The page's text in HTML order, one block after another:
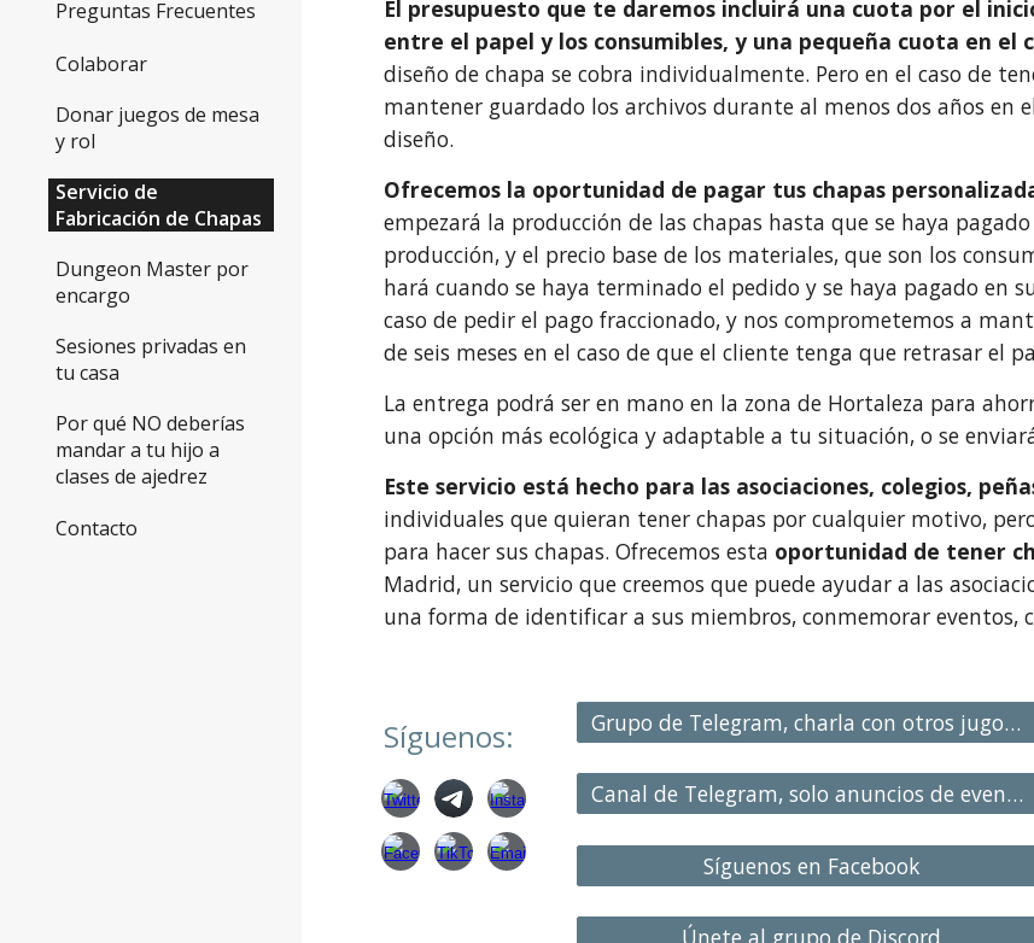
Preguntas Frecuentes
Colaborar
Donar juegos de mesa
y rol
Servicio de
Fabricación de Chapas
Dungeon Master por
encargo
Sesiones privadas en
tu casa
Por qué NO deberías
mandar a tu hijo a
clases de ajedrez
Contacto
El presupuesto que te daremos incluirá una cuota por el
entre el papel y los consumibles, y una pequeña cuota en el
diseño de chapa se cobra individualmente. Pero en el caso de
mantener guardado los archivos durante al menos dos años en
diseño.
Ofrecemos la oportunidad de pagar tus chapas
empezará la producción de las chapas hasta que se haya
producción, y el precio base de los materiales, que son los
hará cuando se haya terminado el pedido y se haya pagado en
caso de pedir el pago fraccionado, y nos comprometemos a
de seis meses en el caso de que el cliente tenga que retrasar el
La entrega podrá ser en mano en la zona de Hortaleza para
una opción más ecológica y adaptable a tu situación, o se
Este servicio está hecho para las asociaciones, colegios,
individuales que quieran tener chapas por cualquier motivo,
para hacer sus chapas. Ofrecemos esta oportunidad de tener
Madrid, un servicio que creemos que puede ayudar a las
una forma de identificar a sus miembros, conmemorar eventos,
Síguenos: Grupo de Telegram, charla con otros jugones
Canal de Telegram, solo anuncios de eventos
Síguenos en Facebook